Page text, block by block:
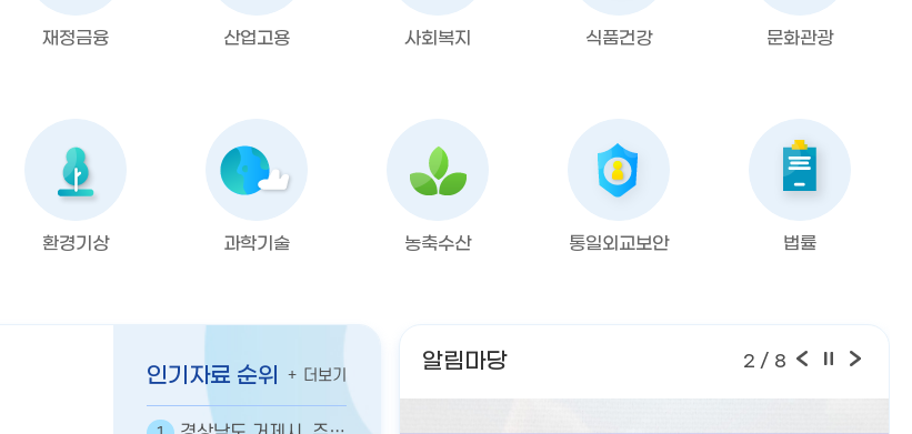
재정금융 산업고용 사회복지 식품건강 문화관광
환경기상 과학기술 농축수산 통일외교보안 법률
인기자료 순위 더보기
알림마당 2 / 8